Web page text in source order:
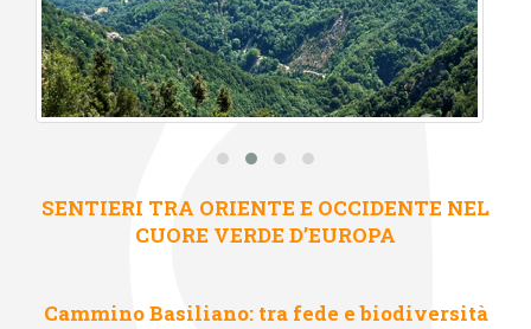
SENTIERI TRA ORIENTE E OCCIDENTE NEL
CUORE VERDE D’EUROPA
Cammino Basiliano: tra fede e biodiversità